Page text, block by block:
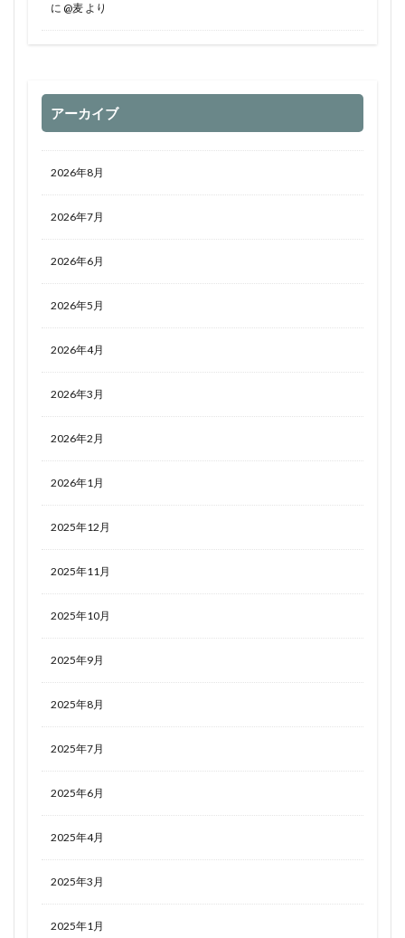
に @麦 より
アーカイブ
2026年8月
2026年7月
2026年6月
2026年5月
2026年4月
2026年3月
2026年2月
2026年1月
2025年12月
2025年11月
2025年10月
2025年9月
2025年8月
2025年7月
2025年6月
2025年4月
2025年3月
2025年1月